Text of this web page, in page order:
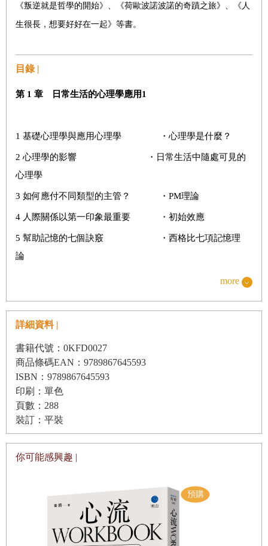
《叛逆就是哲學的開始》、《荷歐波諾波諾的奇蹟之旅》、《人
生很長，想要好好在一起》等書。
目錄 |
第 1 章 日常生活的心理學應用1
1 基礎心理學與應用心理學 ・心理學是什麼？
2 心理學的影響 ・日常生活中隨處可見的
心理學
3 如何應付不同類型的主管？ ・PM理論
4 人際關係以第一印象最重要 ・初始效應
5 幫助記憶的七個訣竅 ・西格比七項記憶理
論
8 用美食提升說服力 ・午餐技巧
第 2章 日常生活的心理學應用2
9 經常碰面就會產生好感 ・單純曝光效應
10 以偏概全的心理效應 ・月暈效應
11 不傷感情的拒絕技巧 ・自我肯定型反應
章 交友方面心理學
more
詳細資料 |
書籍代號：0KFD0027
商品條碼EAN：9789867645593
ISBN：9789867645593
印刷：單色
頁數：288
裝訂：平裝
你可能感興趣 |